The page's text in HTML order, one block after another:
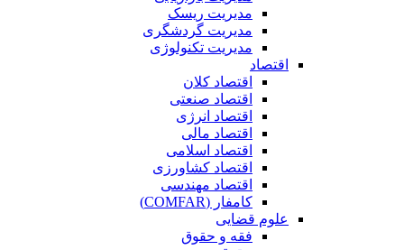
مدیریت ریسک
مدیریت گردشگری
مدیریت تکنولوژی
اقتصاد
اقتصاد کلان
اقتصاد صنعتی
اقتصاد انرژی
اقتصاد مالی
اقتصاد اسلامی
اقتصاد کشاورزی
اقتصاد مهندسی
کامفار (COMFAR)
علوم قضایی
فقه و حقوق